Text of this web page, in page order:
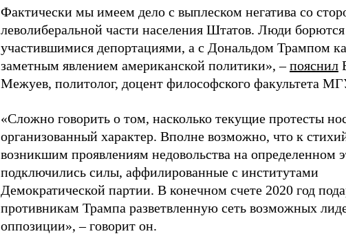
Фактически мы имеем дело с выплеском негатива со
леволиберальной части населения Штатов. Люди борются
участившимися депортациями, а с Дональдом Трампом
заметным явлением американской политики», –пояснил
Межуев, политолог, доцент философского факультета
«Сложно говорить о том, насколько текущие протесты
организованный характер. Вполне возможно, что к
возникшим проявлениям недовольства на определенном
подключились силы, аффилированные с институтами
Демократической партии. В конечном счете 2020 год
противникам Трампа разветвленную сеть возможных
оппозиции», – говорит он.